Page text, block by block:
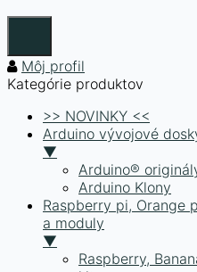
Môj profil
Kategórie produktov
>> NOVINKY <<
Arduino vývojové
▼
Arduino®
Arduino Klony
Raspberry pi, Orange
a moduly
▼
Raspberry,